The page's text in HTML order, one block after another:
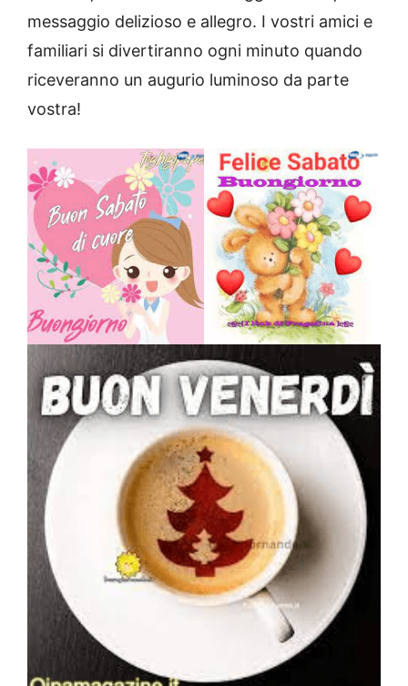
messaggio delizioso e allegro. I vostri amici e
familiari si divertiranno ogni minuto quando
riceveranno un augurio luminoso da parte
vostra!